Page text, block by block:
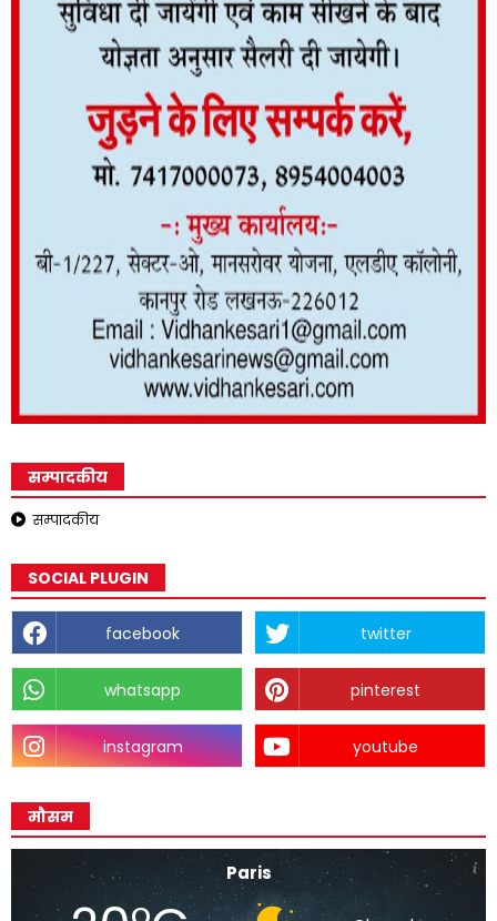
सम्पादकीय
सम्पादकीय
SOCIAL PLUGIN
facebook twitter
whatsapp pinterest
instagram youtube
मौसम
Paris